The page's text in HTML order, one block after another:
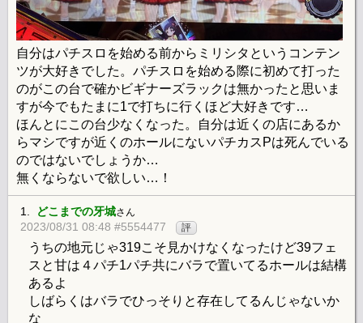
自分はパチスロを始める前からミリシタというコンテン
ツが大好きでした。パチスロを始める際に初めて打った
のがこの台で確かビギナーズラックは無かったと思いま
すが今でもたまに1で打ちに行くほど大好きです…
ほんとにこの台少なくなった。自分は近くの店にあるか
らマシですが近くのホールにないパチカスPは死んでいる
のではないでしょうか…
無くならないで欲しい…！
1. どこまでの牙城さん
2023/08/31 08:48 #5554477 評
うちの地元じゃ319こそ見かけなくなったけど39フェ
スと甘は４パチ1パチ共にバラで置いてるホールは結構
あるよ
しばらくはバラでひっそりと存在してるんじゃないか
な